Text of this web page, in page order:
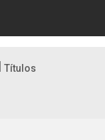
Títulos